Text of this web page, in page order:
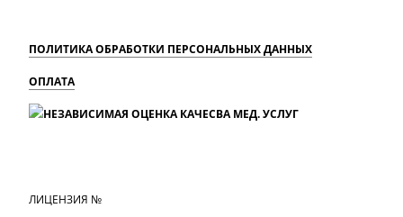
ПОЛИТИКА ОБРАБОТКИ ПЕРСОНАЛЬНЫХ ДАННЫХ
ОПЛАТА
ЛИЦЕНЗИЯ №